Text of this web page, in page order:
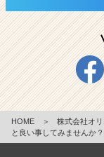
HOME ＞ 株式会社オ
と良い事してみませんか